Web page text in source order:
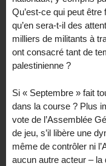
Qu’est-ce qui peut
qu’en sera-t-il des
milliers de militants à
ont consacré tant de
palestinienne ?
Si « Septembre » fait
dans la course ? Plus
vote de l’Assemblée
de jeu, s’il libère une
même de contrôler ni
aucun autre acteur – la